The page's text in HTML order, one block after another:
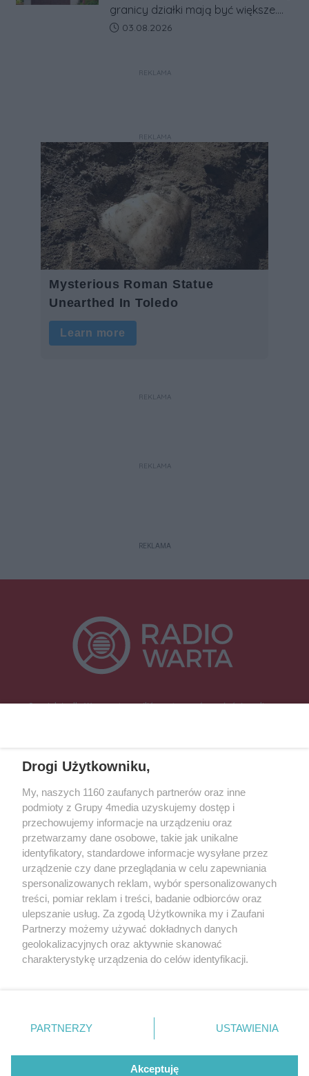
granicy działki mają być większe.
Projekt zaostrza też zasady
Data dodania artykułu:
03.08.2026
REKLAMA
REKLAMA
REKLAMA
REKLAMA
REKLAMA
Specjalnie dla Was postanowiliśmy stworzyć rozgłośnię radiową
Śrem, Jarocin, Gniezno, Ostrów Wlkp.).
Kontakt Reklama Patronat
Dane firmowe
Regulamin serwisu i ogłoszeń drobnych
Regulamin konkursów
Polityka prywatności
Przetwarzanie danych osobowych
Zapisz się do newslettera
Dołącz do grona ludzi najlepiej poinformowanych!
Zapisz się »
Drogi Użytkowniku,
My, naszych 1160 zaufanych partnerów oraz inne
podmioty z Grupy 4media uzyskujemy dostęp i
przechowujemy informacje na urządzeniu oraz
przetwarzamy dane osobowe, takie jak unikalne
identyfikatory, standardowe informacje wysyłane przez
urządzenie czy dane przeglądania w celu zapewniania
spersonalizowanych reklam, wybór spersonalizowanych
treści, pomiar reklam i treści, badanie odbiorców oraz
ulepszanie usług. Za zgodą Użytkownika my i Zaufani
Partnerzy możemy używać dokładnych danych
geolokalizacyjnych oraz aktywnie skanować
charakterystykę urządzenia do celów identyfikacji.
zmienić/wycofać klikając przycisk ustawień prywatności
znajdujący się w lewym dolnym rogu strony
. Niektóre
użytkownika, ale masz prawo sprzeciwić się takiemu
PARTNERZY USTAWIENIA
Akceptuję